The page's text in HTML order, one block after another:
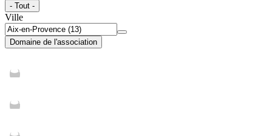
- Tout -
Ville
Domaine de l'association